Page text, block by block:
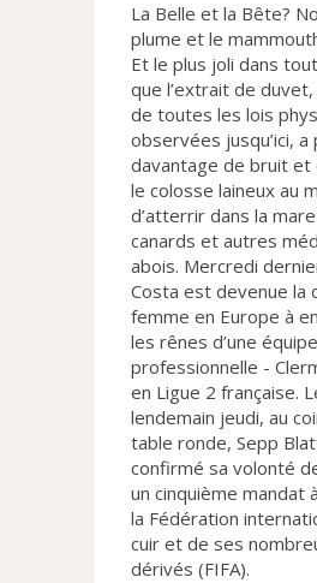
La Belle et la Bête?
plume et le
Et le plus joli dans
que l’extrait de
de toutes les lois
observées jusqu’ici,
davantage de bruit et
le colosse laineux au
d’atterrir dans la
canards et autres
abois. Mercredi
Costa est devenue la
femme en Europe à
les rênes d’une
professionnelle -
en Ligue 2 française.
lendemain jeudi, au
table ronde, Sepp
confirmé sa volonté
un cinquième mandat
la Fédération
cuir et de ses
dérivés (FIFA).